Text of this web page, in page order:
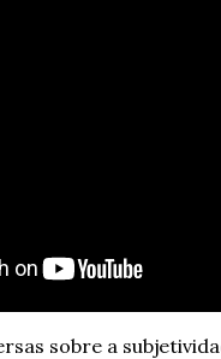
sobre a